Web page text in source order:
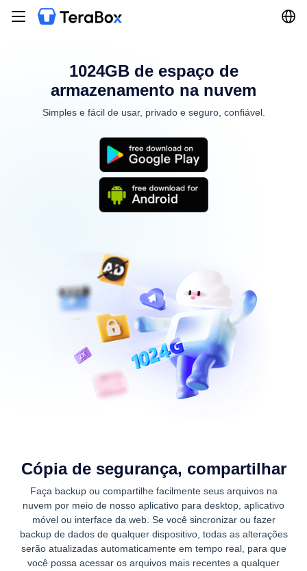
1024GB de espaço de
armazenamento na nuvem
Simples e fácil de usar, privado e seguro, confiável.
Cópia de segurança, compartilhar
Faça backup ou compartilhe facilmente seus arquivos na
nuvem por meio de nosso aplicativo para desktop, aplicativo
móvel ou interface da web. Se você sincronizar ou fazer
backup de dados de qualquer dispositivo, todas as alterações
serão atualizadas automaticamente em tempo real, para que
você possa acessar os arquivos mais recentes a qualquer